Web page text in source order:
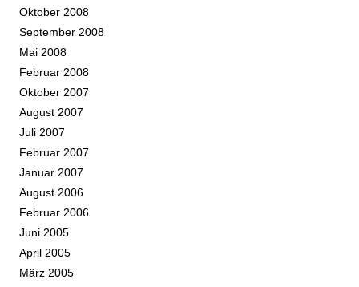
Oktober 2008
September 2008
Mai 2008
Februar 2008
Oktober 2007
August 2007
Juli 2007
Februar 2007
Januar 2007
August 2006
Februar 2006
Juni 2005
April 2005
März 2005